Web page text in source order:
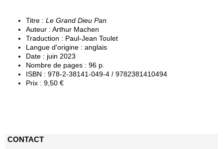
Titre : Le Grand Dieu Pan
Auteur : Arthur Machen
Traduction : Paul-Jean Toulet
Langue d'origine : anglais
Date : juin 2023
Nombre de pages : 96 p.
ISBN : 978-2-38141-049-4 / 9782381410494
Prix : 9,50 €
CONTACT